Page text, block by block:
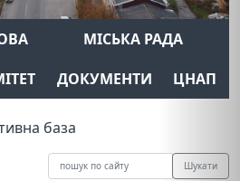
МІСЬКА РАДА
ДОКУМЕНТИ ЦНАП
база
Шукати